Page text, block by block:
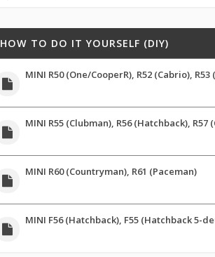
HOW TO DO IT YOURSELF (DIY)
MINI R50 (One/CooperR), R52 (Cabrio), R53
MINI R55 (Clubman), R56 (Hatchback), R57
MINI R60 (Countryman), R61 (Paceman)
MINI F56 (Hatchback), F55 (Hatchback 5-